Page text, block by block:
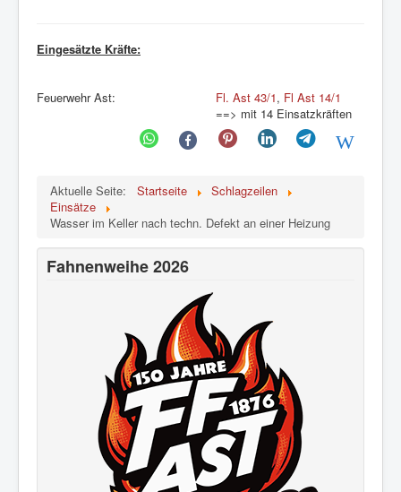
Eingesätzte Kräfte:
Feuerwehr Ast: Fl. Ast 43/1, Fl Ast 14/1
==> mit 14 Einsatzkräften
Aktuelle Seite: Startseite
Schlagzeilen
Einsätze
Wasser im Keller nach techn. Defekt an einer Heizung
Fahnenweihe 2026